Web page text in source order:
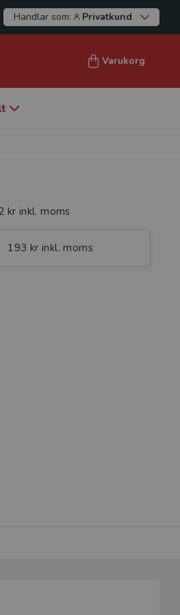
Handlar som: Privatkund
Varukorg
kr inkl. moms
193 kr inkl. moms